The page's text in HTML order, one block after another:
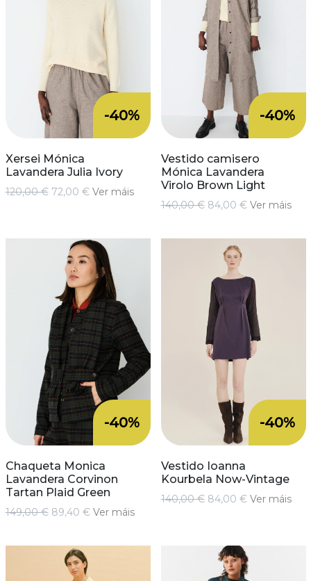
-40%
Xersei Mónica
Lavandera Julia Ivory
120,00 € 72,00 € Ver máis
-40%
Vestido camisero
Mónica Lavandera
Virolo Brown Light
140,00 € 84,00 € Ver máis
-40%
Chaqueta Monica
Lavandera Corvinon
Tartan Plaid Green
149,00 € 89,40 € Ver máis
-40%
Vestido Ioanna
Kourbela Now-Vintage
140,00 € 84,00 € Ver máis